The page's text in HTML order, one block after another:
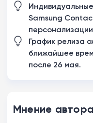
Samsung
График релиза
ближайшее
после 26 мая.
Мнение автора